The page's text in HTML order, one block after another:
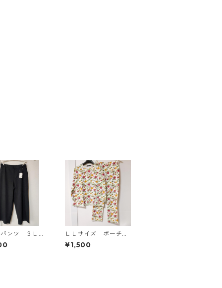
パンツ ３Ｌ
ク KAE-4697
ＬＬサイズ ポーチ付
き 綿１００％ 花
柄 トラベルパジャ
¥1,500